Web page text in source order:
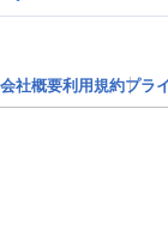
会社概要利用規約プラ